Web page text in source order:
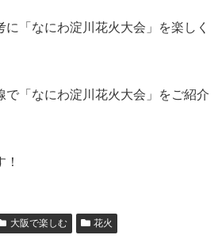
「なにわ淀川花火大会」を楽しく
で「なにわ淀川花火大会」をご紹介
大阪で楽しむ 花火